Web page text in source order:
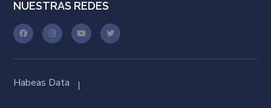
NUESTRAS REDES
Habeas Data